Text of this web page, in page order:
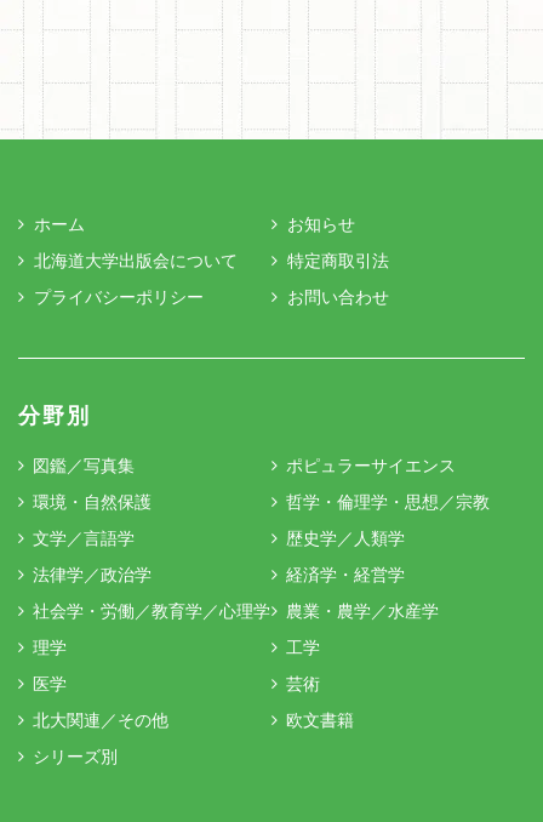
ホーム
お知らせ
北海道大学出版会について
特定商取引法
プライバシーポリシー
お問い合わせ
分野別
図鑑／写真集
ポピュラーサイエンス
環境・自然保護
哲学・倫理学・思想／宗教
文学／言語学
歴史学／人類学
法律学／政治学
経済学・経営学
社会学・労働／教育学／心理学
農業・農学／水産学
理学
工学
医学
芸術
北大関連／その他
欧文書籍
シリーズ別